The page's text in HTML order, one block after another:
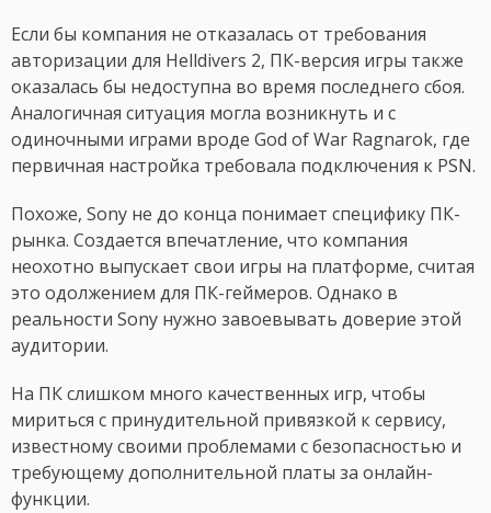
Если бы компания не отказалась от требования
авторизации для Helldivers 2, ПК-версия игры также
оказалась бы недоступна во время последнего сбоя.
Аналогичная ситуация могла возникнуть и с
одиночными играми вроде God of War Ragnarok, где
первичная настройка требовала подключения к PSN.
Похоже, Sony не до конца понимает специфику ПК-
рынка. Создается впечатление, что компания
неохотно выпускает свои игры на платформе, считая
это одолжением для ПК-геймеров. Однако в
реальности Sony нужно завоевывать доверие этой
аудитории.
На ПК слишком много качественных игр, чтобы
мириться с принудительной привязкой к сервису,
известному своими проблемами с безопасностью и
требующему дополнительной платы за онлайн-
функции.